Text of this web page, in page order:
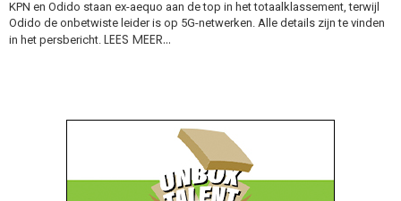
KPN en Odido staan ex-aequo aan de top in het totaalklassement, terwijl
Odido de onbetwiste leider is op 5G-netwerken. Alle details zijn te vinden
in het persbericht. LEES MEER…